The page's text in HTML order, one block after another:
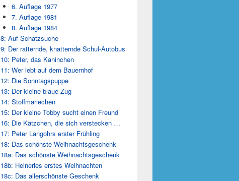
6. Auflage 1977
7. Auflage 1981
8. Auflage 1984
8: Auf Schatzsuche
9: Der ratternde, knatternde Schul-Autobus
10: Peter, das Kaninchen
11: Wer lebt auf dem Bauernhof
12: Die Sonntagspuppe
13: Der kleine blaue Zug
14: Stoffmariechen
15: Der kleine Tobby sucht einen Freund
16: Die Kätzchen, die sich verstecken …
17: Peter Langohrs erster Frühling
18: Das schönste Weihnachtsgeschenk
18a: Das schönste Weihnachtsgeschenk
18b: Heinerles erstes Weihnachten
18c: Das allerschönste Geschenk